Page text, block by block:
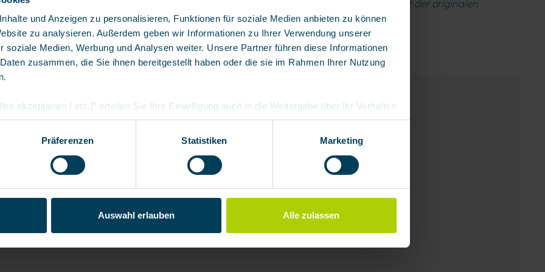
und Anzeigen zu personalisieren, Funktionen für soziale Medien anbieten zu können
zu analysieren. Außerdem geben wir Informationen zu Ihrer Verwendung unserer
soziale Medien, Werbung und Analysen weiter. Unsere Partner führen diese Informationen
zusammen, die Sie ihnen bereitgestellt haben oder die sie im Rahmen Ihrer Nutzung
akzeptieren / etc.]“ erteilen Sie Ihre Einwilligung auch in die Weitergabe über Ihr Verhalten
die shopware AG (Ebbinghoff 10, 48624 Schöppingen, Deutschland), die diese
kann, sie aber zu eigenen Zwecken (z.B. Produktverbesserungen,
Präferenzen Statistiken Marketing
Auswahl erlauben Alle zulassen
teilweise mithilfe künstlicher Intelligenz visualisiert. Das gezeigte Produkt entspricht der originalen